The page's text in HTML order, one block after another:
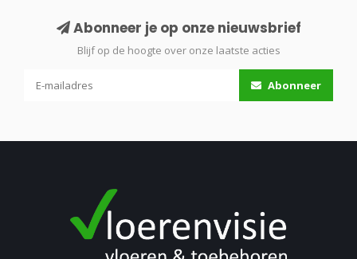
Abonneer je op onze nieuwsbrief
Blijf op de hoogte over onze laatste acties
Abonneer